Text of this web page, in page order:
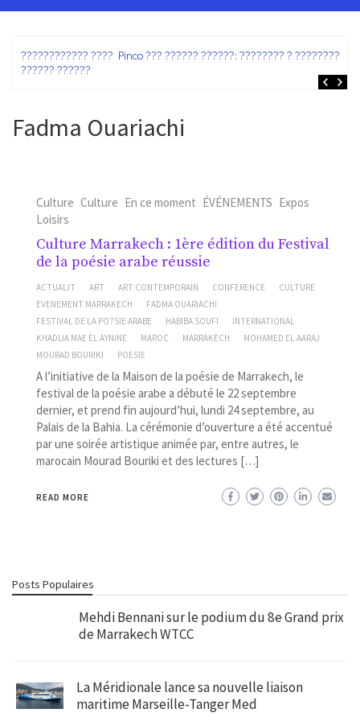
???????????? ???? Pinco ??? ?????? ??????: ???????? ? ???????? ?
?????? ??????
Fadma Ouariachi
Culture Culture En ce moment ÉVÉNEMENTS Expos
Loisirs
Culture Marrakech : 1ère édition du Festival
de la poésie arabe réussie
ACTUALIT ART ART CONTEMPORAIN CONFERENCE
CULTURE
EVENEMENT MARRAKECH
FADMA OUARIACHI
FESTIVAL DE LA PO?SIE ARABE
HABIBA SOUFI
INTERNATIONAL
KHADIJA MAE EL AYNINE
MAROC MARRAKECH
MOHAMED EL AARAJ
MOURAD BOURIKI
POESIE
A l’initiative de la Maison de la poésie de Marrakech, le
festival de la poésie arabe a débuté le 22 septembre
dernier, et prend fin aujourd’hui, lundi 24 septembre, au
Palais de la Bahia. La cérémonie d’ouverture a été accentué
par une soirée artistique animée par, entre autres, le
marocain Mourad Bouriki et des lectures […]
READ MORE
Posts Populaires
Mehdi Bennani sur le podium du 8e Grand prix
de Marrakech WTCC
La Méridionale lance sa nouvelle liaison
maritime Marseille-Tanger Med